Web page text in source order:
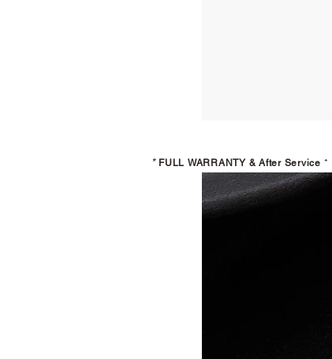
* FULL WARRANTY & After Service *